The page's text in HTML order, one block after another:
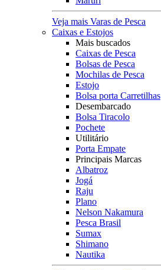
Veja mais Varas de Pesca
Caixas e Estojos
Mais buscados
Caixas de Pesca
Bolsas de Pesca
Mochilas de Pesca
Estojo
Bolsa porta Carretilhas
Desembarcado
Bolsa Tiracolo
Pochete
Utilitário
Porta Empate
Principais Marcas
Albatroz
Jogá
Raju
Plano
Nelson Nakamura
Pesca Brasil
Sumax
Shimano
Nautika